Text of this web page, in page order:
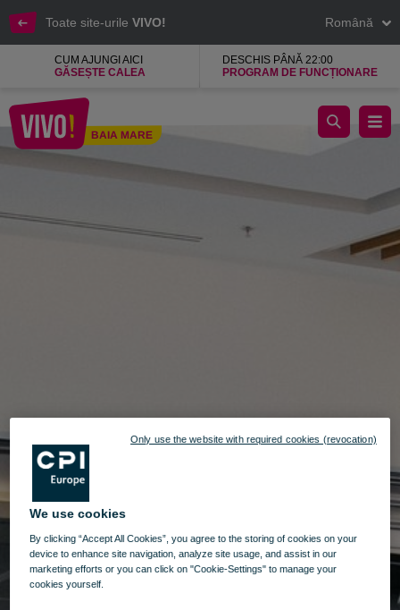
Toate site-urile VIVO! Română
CUM AJUNGI AICI
GĂSEȘTE CALEA
DESCHIS PÂNĂ 22:00
PROGRAM DE FUNCȚIONARE
BAIA MARE
Sizeer, magazin de incaltaminte confortabila
We use cookies
By clicking “Accept All Cookies”, you agree to the storing of cookies on your
device to enhance site navigation, analyze site usage, and assist in our
marketing efforts or you can click on "Cookie-Settings" to manage your
cookies yourself.
Only use the website with required cookies (revocation)